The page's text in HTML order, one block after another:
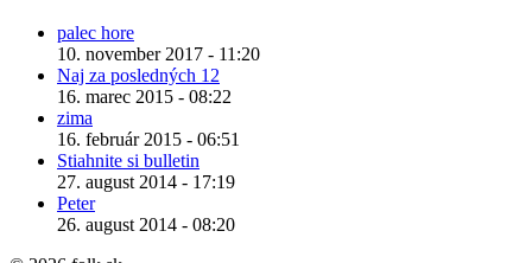
palec hore
10. november 2017 - 11:20
Naj za posledných 12
16. marec 2015 - 08:22
zima
16. február 2015 - 06:51
Stiahnite si bulletin
27. august 2014 - 17:19
Peter
26. august 2014 - 08:20